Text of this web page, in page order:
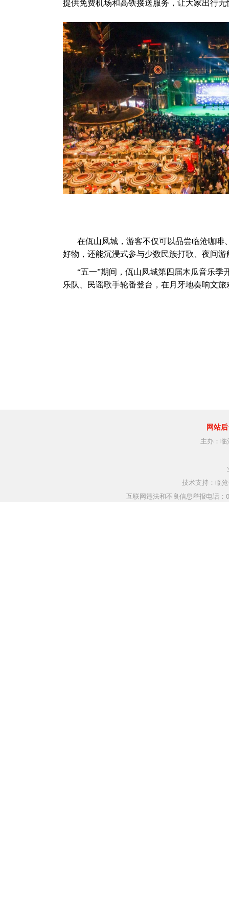
提供免费机场和高铁接送服务，让大家出行无
在佤山凤城，游客不仅可以品尝临沧咖啡
好物，还能沉浸式参与少数民族打歌、夜间
“五一”期间，佤山凤城第四届木瓜音乐季
乐队、民谣歌手轮番登台，在月牙地奏响文
网站
主办：
技术支持：临
互联网违法和不良信息举报电话